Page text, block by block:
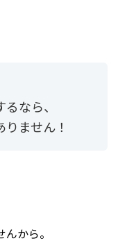
なら、
ません！
から。